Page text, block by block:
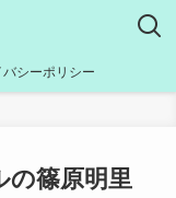
バシーポリシー
の篠原明里